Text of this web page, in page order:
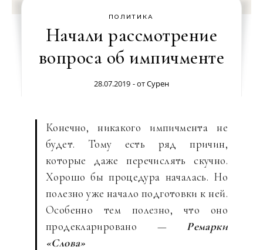
ПОЛИТИКА
Начали рассмотрение
вопроса об импичменте
28.07.2019 - отСурен
Конечно, никакого импичмента не
будет. Тому есть ряд причин,
которые даже перечислять скучно.
Хорошо бы процедура началась. Но
полезно уже начало подготовки к ней.
Особенно тем полезно, что оно
продекларировано — Ремарки
«Слова»